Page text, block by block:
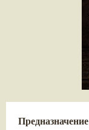
Предназначение